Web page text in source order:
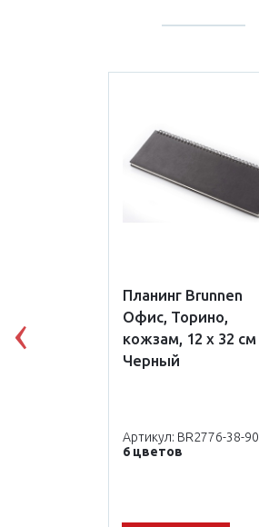
Планинг Brunnen
Офис, Торино,
кожзам, 12 x 32 см
Черный
Артикул: BR2776-38-90
6 цветов